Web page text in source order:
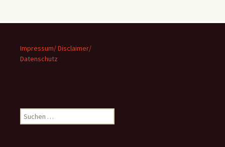
Impressum/ Disclaimer/
Datenschutz
Suchen
nach: